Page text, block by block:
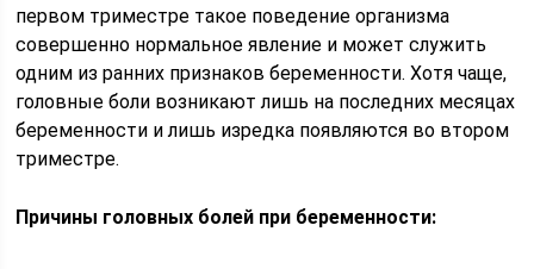
первом триместре такое поведение организма
совершенно нормальное явление и может служить
одним из ранних признаков беременности. Хотя чаще,
головные боли возникают лишь на последних месяцах
беременности и лишь изредка появляются во втором
триместре.
Причины головных болей при беременности: